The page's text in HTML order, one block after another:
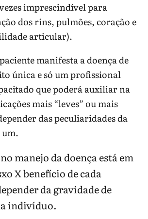
imprescindível para
dos rins, pulmões, coração e
articular).
manifesta a doença de
única e só um profissional
que poderá auxiliar na
mais “leves” ou mais
das peculiaridades da
um.
manejo da doença está em
X benefício de cada
da gravidade de
indivíduo.